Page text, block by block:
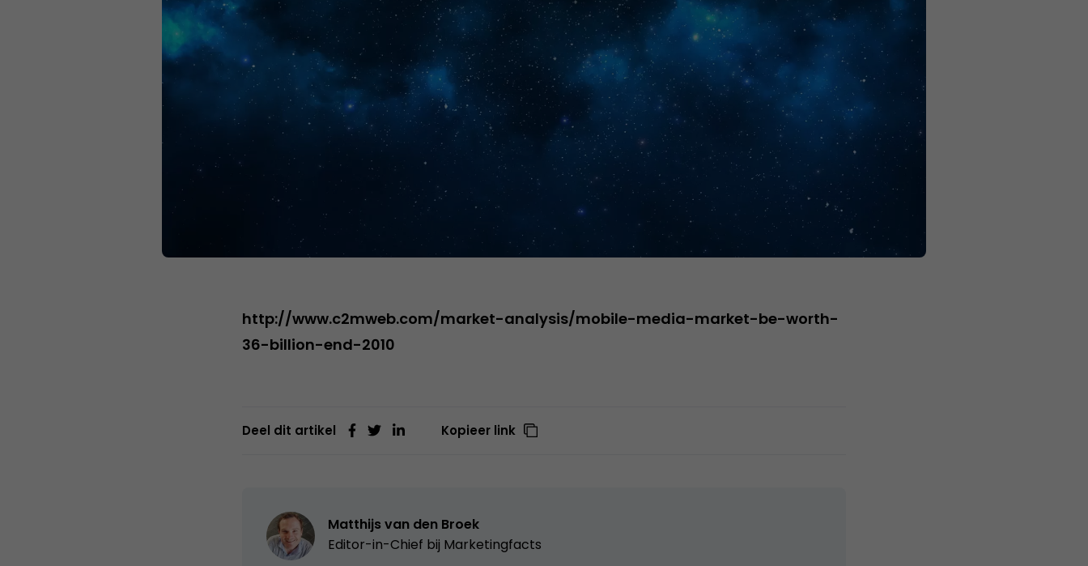
http://www.c2mweb.com/market-analysis/mobile-media-market-be-worth-
36-billion-end-2010
Deel dit artikel Kopieer link
Matthijs van den Broek
Editor-in-Chief bij Marketingfacts